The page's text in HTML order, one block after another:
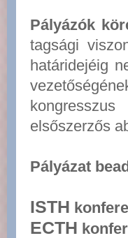
Pályázók
tagsági
határidejéig
elsőszerzős
Pályázat
ISTH
ECTH